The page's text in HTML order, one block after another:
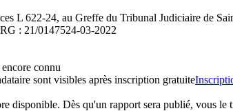
L 622-24, au Greffe du Tribunal Judiciaire de
: 21/0147524-03-2022
encore connu
sont visibles après inscription gratuite
disponible. Dès qu'un rapport sera publié, vous le